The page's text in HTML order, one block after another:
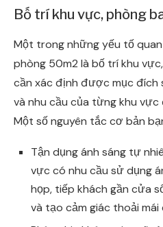
Bố trí khu vực, phòng
Một trong những yếu tố
phòng 50m2 là bố trí khu
cần xác định được mục đích
và nhu cầu của từng khu
Một số nguyên tắc cơ bản
Tận dụng ánh sáng tự
vực có nhu cầu sử dụng
họp, tiếp khách gần cửa
và tạo cảm giác thoải